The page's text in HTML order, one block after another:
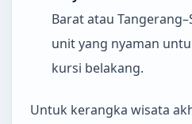
Barat atau
unit yang nyaman
kursi belakang.
Untuk kerangka wisata